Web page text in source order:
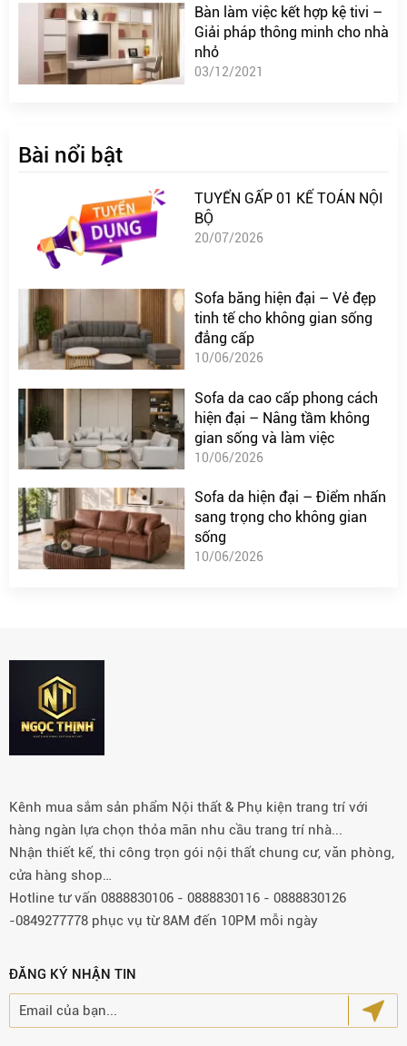
Bàn làm việc kết hợp kệ tivi –
Giải pháp thông minh cho nhà
nhỏ
03/12/2021
Bài nổi bật
TUYỂN GẤP 01 KẾ TOÁN NỘI
BỘ
20/07/2026
Sofa băng hiện đại – Vẻ đẹp
tinh tế cho không gian sống
đẳng cấp
10/06/2026
Sofa da cao cấp phong cách
hiện đại – Nâng tầm không
gian sống và làm việc
10/06/2026
Sofa da hiện đại – Điểm nhấn
sang trọng cho không gian
sống
10/06/2026
Kênh mua sắm sản phẩm Nội thất & Phụ kiện trang trí với
hàng ngàn lựa chọn thỏa mãn nhu cầu trang trí nhà...
Nhận thiết kế, thi công trọn gói nội thất chung cư, văn phòng,
cửa hàng shop…
Hotline tư vấn 0888830106 - 0888830116 - 0888830126
-0849277778 phục vụ từ 8AM đến 10PM mỗi ngày
ĐĂNG KÝ NHẬN TIN